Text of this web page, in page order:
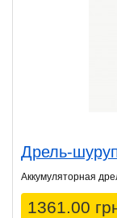
Дрель-
Аккумуляторная
1361.00